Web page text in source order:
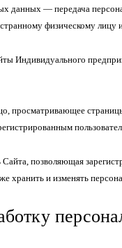
данных — передача
физическому
Индивидуального
просматривающее
позволяющая
хранить и изменять